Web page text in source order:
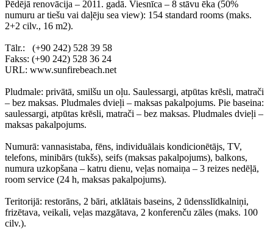
Pēdējā renovācija – 2011. gadā. Viesnīca – 8 stāvu ēka (50%
numuru ar tiešu vai daļēju sea view): 154 standard rooms (maks.
2+2 cilv., 16 m2).
Tālr.: (+90 242) 528 39 58
Fakss: (+90 242) 528 36 24
URL: www.sunfirebeach.net
Pludmale: privātā, smilšu un oļu. Saulessargi, atpūtas krēsli, matrači
– bez maksas. Pludmales dvieļi – maksas pakalpojums. Pie baseina:
saulessargi, atpūtas krēsli, matrači – bez maksas. Pludmales dvieļi –
maksas pakalpojums.
Numurā: vannasistaba, fēns, individuālais kondicionētājs, TV,
telefons, minibārs (tukšs), seifs (maksas pakalpojums), balkons,
numura uzkopšana – katru dienu, veļas nomaiņa – 3 reizes nedēļā,
room service (24 h, maksas pakalpojums).
Teritorijā: restorāns, 2 bāri, atklātais baseins, 2 ūdensslīdkalniņi,
frizētava, veikali, veļas mazgātava, 2 konferenču zāles (maks. 100
cilv.).